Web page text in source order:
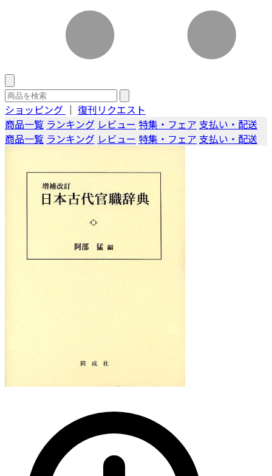
ショッピング ｜ 復刊リクエスト
商品一覧 ランキング レビュー 特集・フェア 支払い・配送
商品一覧 ランキング レビュー 特集・フェア 支払い・配送